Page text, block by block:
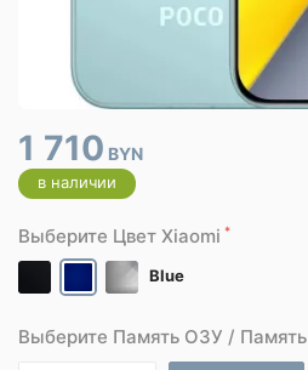
1 710 BYN
в наличии
Выберите Цвет Xiaomi *
Blue
Выберите Память ОЗУ / Память